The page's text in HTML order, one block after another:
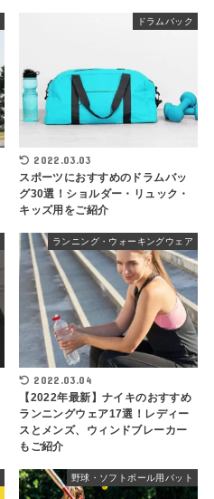
ドラムバック
2022.03.03
スポーツにおすすめのドラムバッ
グ30選！ショルダー・リュック・
キッズ用をご紹介
ランニング・ウォーキングウェア
2022.03.04
【2022年最新】ナイキのおすすめ
ランニングウェア17選！レディー
スとメンズ、ウィンドブレーカー
もご紹介
野球・ソフトボール用バット